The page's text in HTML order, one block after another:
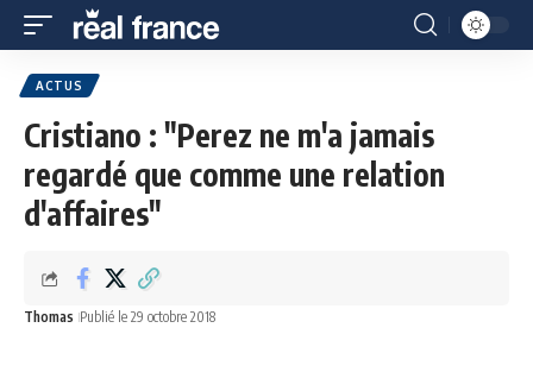
ACTUS
Cristiano : "Perez ne m'a jamais
regardé que comme une relation
d'affaires"
Thomas Publié le 29 octobre 2018